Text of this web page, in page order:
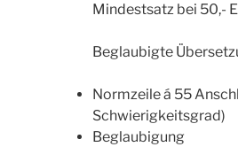
Mindestsatz bei 50,-
Beglaubigte
Normzeile á 55
Schwierigkeitsgrad)
Beglaubigung